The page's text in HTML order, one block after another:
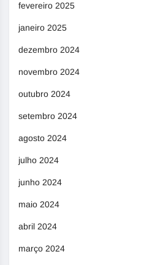
fevereiro 2025
janeiro 2025
dezembro 2024
novembro 2024
outubro 2024
setembro 2024
agosto 2024
julho 2024
junho 2024
maio 2024
abril 2024
março 2024